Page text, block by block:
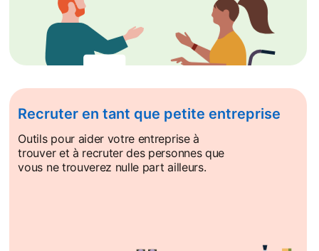
Recruter en tant que petite entreprise
Outils pour aider votre entreprise à
trouver et à recruter des personnes que
vous ne trouverez nulle part ailleurs.